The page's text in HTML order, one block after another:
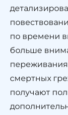
по времени
больше
смертных
получают